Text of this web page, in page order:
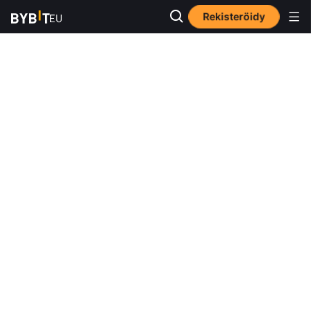
Rekisteröidy